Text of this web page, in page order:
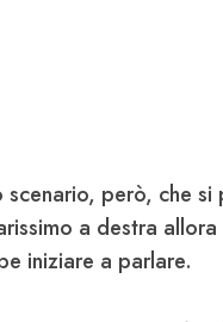
scenario, però, che
a destra
iniziare a parlare.